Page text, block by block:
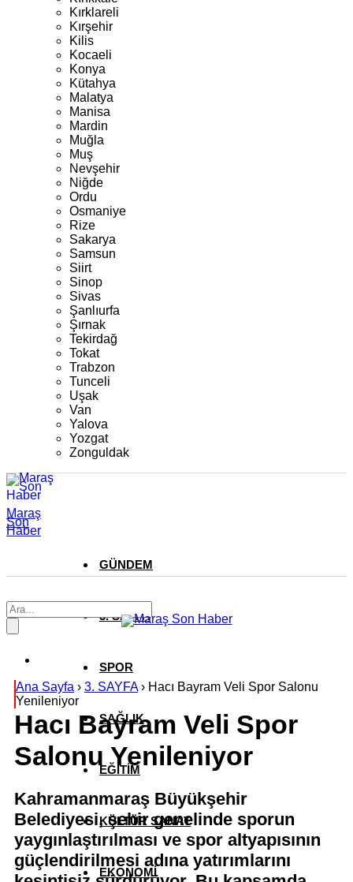
Kırklareli
Kırşehir
Kilis
Kocaeli
Konya
Kütahya
Malatya
Manisa
Mardin
Muğla
Muş
Nevşehir
Niğde
Ordu
Osmaniye
Rize
Sakarya
Samsun
Siirt
Sinop
Sivas
Şanlıurfa
Şırnak
Tekirdağ
Tokat
Trabzon
Tunceli
Uşak
Van
Yalova
Yozgat
Zonguldak
Maraş
Son
Haber
GÜNDEM
3. SAYFA
SPOR
SAĞLIK
EĞİTİM
KÜLTÜR SANAT
EKONOMİ
Ana Sayfa › 3. SAYFA› Hacı Bayram Veli Spor Salonu
Yenileniyor
Hacı Bayram Veli Spor
Salonu Yenileniyor
Kahramanmaraş Büyükşehir
Belediyesi, şehir genelinde sporun
yaygınlaştırılması ve spor altyapısının
güçlendirilmesi adına yatırımlarını